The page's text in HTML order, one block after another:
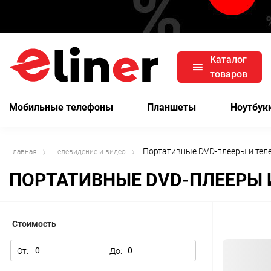
Каталог
товаров
Мобильные телефоны Планшеты
Главная Телевидение и видео Портативные DVD-плееры и
ПОРТАТИВНЫЕ DVD-
Стоимость
От: До: